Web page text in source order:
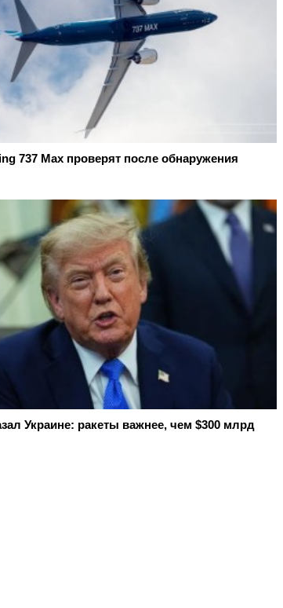
737 Max проверят после обнаружения
Украине: ракеты важнее, чем $300 млрд